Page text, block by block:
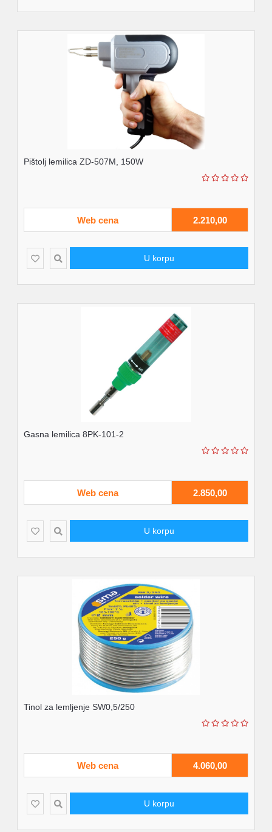
Pištolj lemilica ZD-507M, 150W
Web cena 2.210,00
U korpu
Gasna lemilica 8PK-101-2
Web cena 2.850,00
U korpu
Tinol za lemljenje SW0,5/250
Web cena 4.060,00
U korpu